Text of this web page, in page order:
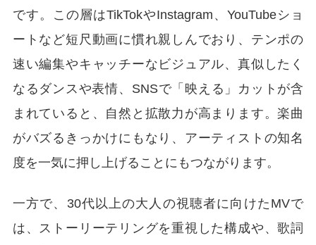
です。この層はTikTokやInstagram、YouTubeショ
ートなど短尺動画に慣れ親しんでおり、テンポの
速い編集やキャッチーなビジュアル、真似したく
なるダンスや表情、SNSで「映える」カットが含
まれていると、自然と拡散力が高まります。楽曲
がバズるきっかけにもなり、アーティストの知名
度を一気に押し上げることにもつながります。
一方で、30代以上の大人の視聴者に向けたMVで
は、ストーリーテリングを重視した構成や、歌詞